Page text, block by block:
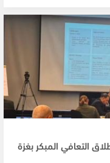
التعافي المبكر بغزة